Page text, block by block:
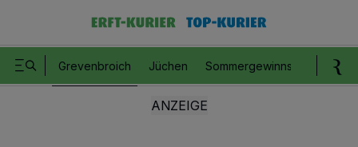
Grevenbroich Jüchen Sommergewinnspiel